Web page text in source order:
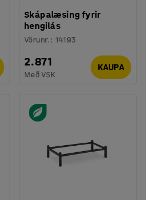
Skápalæsing fyrir
hengilás
Vörunr. : 14193
2.871
Með VSK
KAUPA